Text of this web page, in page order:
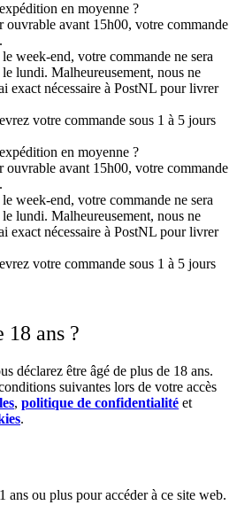
en moyenne ?
ouvrable avant 15h00, votre commande
week-end, votre commande ne sera
lundi. Malheureusement, nous ne
exact nécessaire à PostNL pour livrer
votre commande sous 1 à 5 jours
en moyenne ?
ouvrable avant 15h00, votre commande
week-end, votre commande ne sera
lundi. Malheureusement, nous ne
exact nécessaire à PostNL pour livrer
votre commande sous 1 à 5 jours
18 ans ?
déclarez être âgé de plus de 18 ans.
suivantes lors de votre accès
, politique de confidentialité et
.
ans ou plus pour accéder à ce site web.